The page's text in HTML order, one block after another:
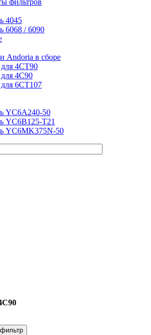
фильтров
4045
6068 / 6090
Andoria в сборе
4CT90
для 4С90
6CT107
YC6A240-50
YC6B125-T21
YC6MK375N-50